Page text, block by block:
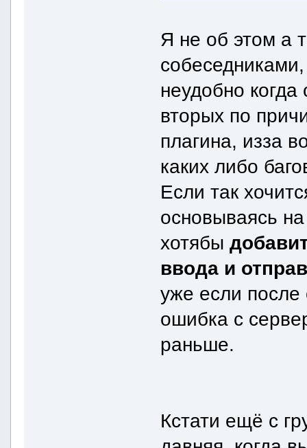
Я не об этом а
неудобно
вторых по
плагина, изза
каких либо
Если так
основываясь
хотябы
ввода и
уже если после
ошибка с
раньше.
Кстати ещё с